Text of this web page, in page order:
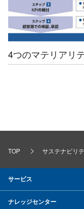
4つのマテリアリ
TOP サステナビリ
サービス
ナレッジセンター